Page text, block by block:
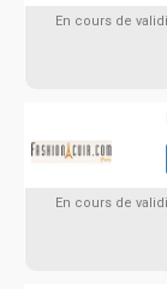
En cours de
En cours de